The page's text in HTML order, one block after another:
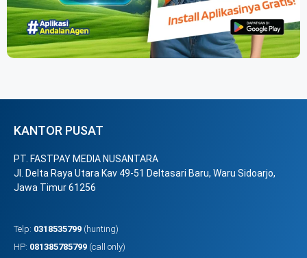
KANTOR PUSAT
PT. FASTPAY MEDIA NUSANTARA
Jl. Delta Raya Utara Kav 49-51 Deltasari Baru, Waru Sidoarjo,
Jawa Timur 61256
Telp: 0318535799 (hunting)
HP: 081385785799 (call only)